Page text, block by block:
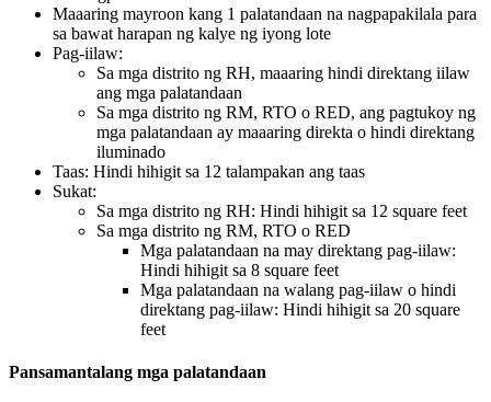
Maaaring mayroon kang 1 palatandaan na nagpapakilala para
sa bawat harapan ng kalye ng iyong lote
Pag-iilaw:
Sa mga distrito ng RH, maaaring hindi direktang iilaw
ang mga palatandaan
Sa mga distrito ng RM, RTO o RED, ang pagtukoy ng
mga palatandaan ay maaaring direkta o hindi direktang
iluminado
Taas: Hindi hihigit sa 12 talampakan ang taas
Sukat:
Sa mga distrito ng RH: Hindi hihigit sa 12 square feet
Sa mga distrito ng RM, RTO o RED
Mga palatandaan na may direktang pag-iilaw:
Hindi hihigit sa 8 square feet
Mga palatandaan na walang pag-iilaw o hindi
direktang pag-iilaw: Hindi hihigit sa 20 square
feet
Pansamantalang mga palatandaan